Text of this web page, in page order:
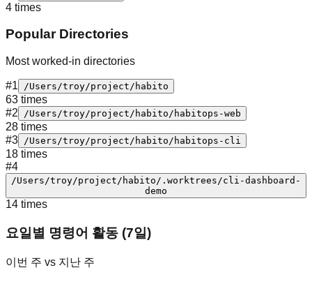
4 times
Popular Directories
Most worked-in directories
#1 /Users/troy/project/habito
63 times
#2 /Users/troy/project/habito/habitops-web
28 times
#3 /Users/troy/project/habito/habitops-cli
18 times
#4
/Users/troy/project/habito/.worktrees/cli-dashboard-
demo
14 times
요일별 명령어 활동 (7일)
이번 주 vs 지난 주